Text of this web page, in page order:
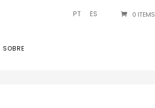
PT ES 0 ITEMS
SOBRE